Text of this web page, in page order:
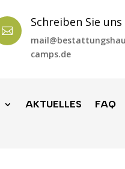

Schreiben Sie uns
camps.de
AKTUELLES
FAQ